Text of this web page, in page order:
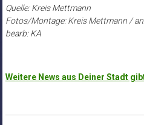
Quelle: Kreis Mettmann
Fotos/Montage: Kreis Mettmann /
bearb: KA
Weitere News aus Deiner Stadt